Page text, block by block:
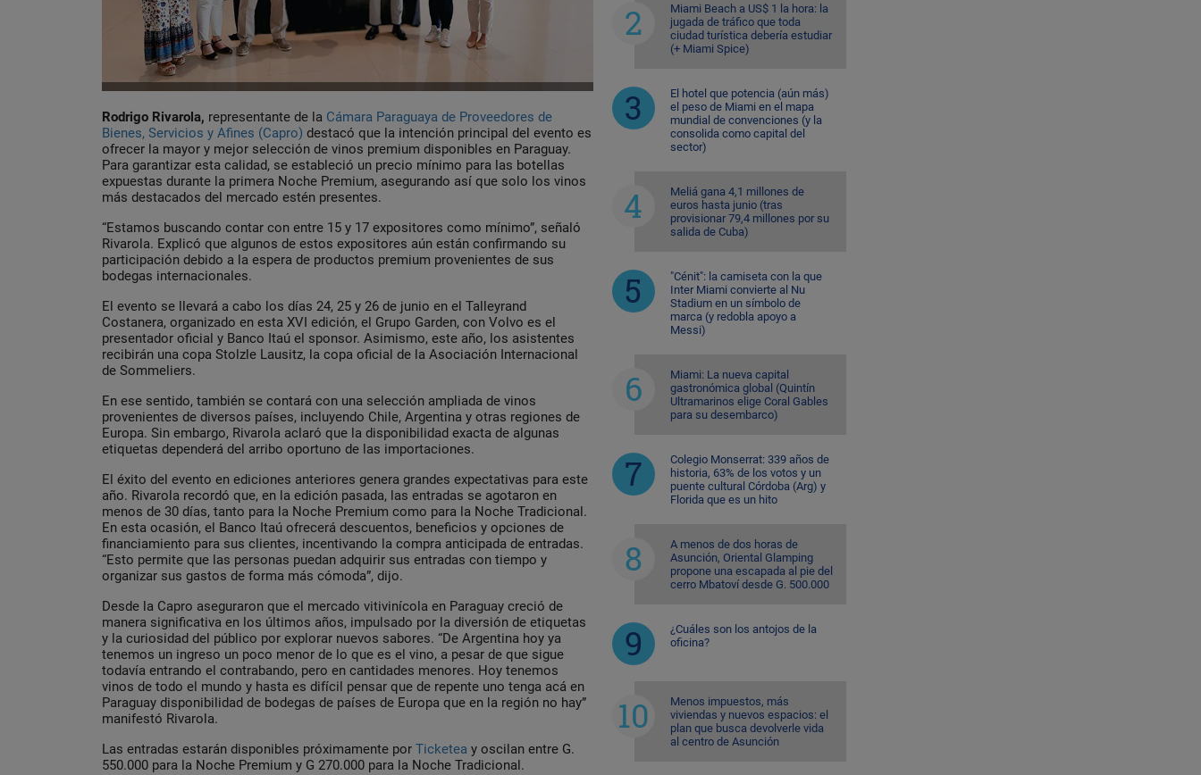
Rodrigo Rivarola, representante de la Cámara Paraguaya de Proveedores de
Bienes, Servicios y Afines (Capro) destacó que la intención principal del evento es
ofrecer la mayor y mejor selección de vinos premium disponibles en Paraguay.
Para garantizar esta calidad, se estableció un precio mínimo para las botellas
expuestas durante la primera Noche Premium, asegurando así que solo los vinos
más destacados del mercado estén presentes.
“Estamos buscando contar con entre 15 y 17 expositores como mínimo”, señaló
Rivarola. Explicó que algunos de estos expositores aún están confirmando su
participación debido a la espera de productos premium provenientes de sus
bodegas internacionales.
El evento se llevará a cabo los días 24, 25 y 26 de junio en el Talleyrand
Costanera, organizado en esta XVI edición, el Grupo Garden, con Volvo es el
presentador oficial y Banco Itaú el sponsor. Asimismo, este año, los asistentes
recibirán una copa Stolzle Lausitz, la copa oficial de la Asociación Internacional
de Sommeliers.
En ese sentido, también se contará con una selección ampliada de vinos
provenientes de diversos países, incluyendo Chile, Argentina y otras regiones de
Europa. Sin embargo, Rivarola aclaró que la disponibilidad exacta de algunas
etiquetas dependerá del arribo oportuno de las importaciones.
El éxito del evento en ediciones anteriores genera grandes expectativas para este
año. Rivarola recordó que, en la edición pasada, las entradas se agotaron en
menos de 30 días, tanto para la Noche Premium como para la Noche Tradicional.
En esta ocasión, el Banco Itaú ofrecerá descuentos, beneficios y opciones de
financiamiento para sus clientes, incentivando la compra anticipada de entradas.
“Esto permite que las personas puedan adquirir sus entradas con tiempo y
organizar sus gastos de forma más cómoda”, dijo.
Desde la Capro aseguraron que el mercado vitivinícola en Paraguay creció de
manera significativa en los últimos años, impulsado por la diversión de etiquetas
y la curiosidad del público por explorar nuevos sabores. “De Argentina hoy ya
tenemos un ingreso un poco menor de lo que es el vino, a pesar de que sigue
todavía entrando el contrabando, pero en cantidades menores. Hoy tenemos
vinos de todo el mundo y hasta es difícil pensar que de repente uno tenga acá en
Paraguay disponibilidad de bodegas de países de Europa que en la región no hay”
manifestó Rivarola.
Las entradas estarán disponibles próximamente por Ticketea y oscilan entre G.
550.000 para la Noche Premium y G 270.000 para la Noche Tradicional.
Miami Beach a US$ 1 la hora: la
jugada de tráfico que toda
ciudad turística debería estudiar
(+ Miami Spice)
El hotel que potencia (aún más)
el peso de Miami en el mapa
mundial de convenciones (y la
consolida como capital del
sector)
Meliá gana 4,1 millones de
euros hasta junio (tras
provisionar 79,4 millones por su
salida de Cuba)
"Cénit": la camiseta con la que
Inter Miami convierte al Nu
Stadium en un símbolo de
marca (y redobla apoyo a
Messi)
Miami: La nueva capital
gastronómica global (Quintín
Ultramarinos elige Coral Gables
para su desembarco)
Colegio Monserrat: 339 años de
historia, 63% de los votos y un
puente cultural Córdoba (Arg) y
Florida que es un hito
A menos de dos horas de
Asunción, Oriental Glamping
propone una escapada al pie del
cerro Mbatoví desde G. 500.000
¿Cuáles son los antojos de la
oficina?
Menos impuestos, más
viviendas y nuevos espacios: el
plan que busca devolverle vida
al centro de Asunción